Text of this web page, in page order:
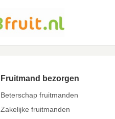
Fruitmand bezorgen
Beterschap fruitmanden
Zakelijke fruitmanden